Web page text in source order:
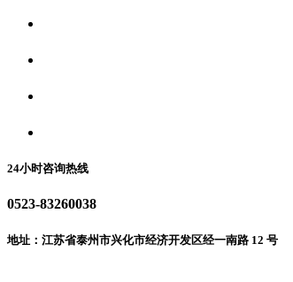
24小时咨询热线
0523-83260038
地址：江苏省泰州市兴化市经济开发区经一南路 12 号